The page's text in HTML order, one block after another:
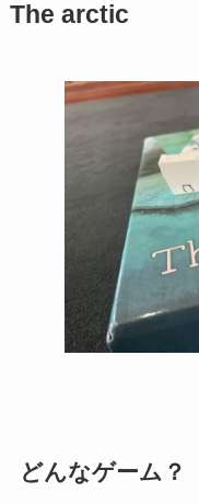
The arctic
どんなゲーム？